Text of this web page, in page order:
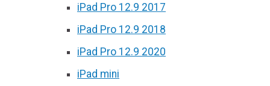
iPad Pro 12.9 2017
iPad Pro 12.9 2018
iPad Pro 12.9 2020
iPad mini